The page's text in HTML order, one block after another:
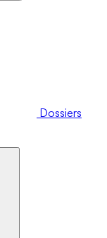
Dossiers